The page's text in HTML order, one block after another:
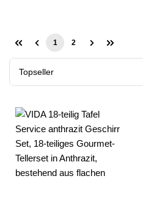
Seite
1
Seite
2